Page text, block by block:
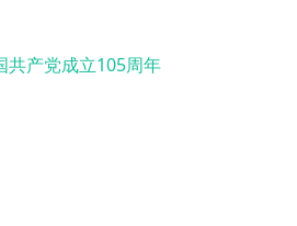
共产党成立105周年